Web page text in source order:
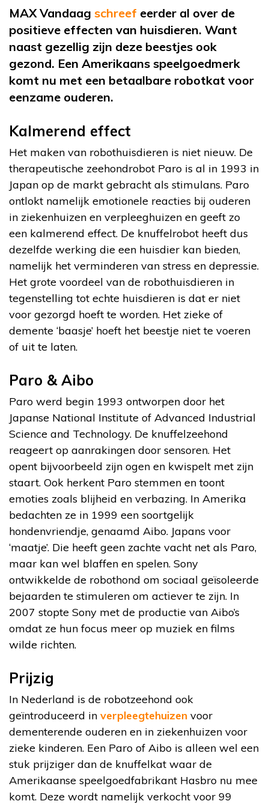
MAX Vandaag schreef eerder al over de
positieve effecten van huisdieren. Want
naast gezellig zijn deze beestjes ook
gezond. Een Amerikaans speelgoedmerk
komt nu met een betaalbare robotkat voor
eenzame ouderen.
Kalmerend effect
Het maken van robothuisdieren is niet nieuw. De
therapeutische zeehondrobot Paro is al in 1993 in
Japan op de markt gebracht als stimulans. Paro
ontlokt namelijk emotionele reacties bij ouderen
in ziekenhuizen en verpleeghuizen en geeft zo
een kalmerend effect. De knuffelrobot heeft dus
dezelfde werking die een huisdier kan bieden,
namelijk het verminderen van stress en depressie.
Het grote voordeel van de robothuisdieren in
tegenstelling tot echte huisdieren is dat er niet
voor gezorgd hoeft te worden. Het zieke of
demente ‘baasje’ hoeft het beestje niet te voeren
of uit te laten.
Paro & Aibo
Paro werd begin 1993 ontworpen door het
Japanse National Institute of Advanced Industrial
Science and Technology. De knuffelzeehond
reageert op aanrakingen door sensoren. Het
opent bijvoorbeeld zijn ogen en kwispelt met zijn
staart. Ook herkent Paro stemmen en toont
emoties zoals blijheid en verbazing. In Amerika
bedachten ze in 1999 een soortgelijk
hondenvriendje, genaamd Aibo. Japans voor
‘maatje’. Die heeft geen zachte vacht net als Paro,
maar kan wel blaffen en spelen. Sony
ontwikkelde de robothond om sociaal geïsoleerde
bejaarden te stimuleren om actiever te zijn. In
2007 stopte Sony met de productie van Aibo’s
omdat ze hun focus meer op muziek en films
wilde richten.
Prijzig
In Nederland is de robotzeehond ook
geïntroduceerd in verpleegtehuizen voor
dementerende ouderen en in ziekenhuizen voor
zieke kinderen. Een Paro of Aibo is alleen wel een
stuk prijziger dan de knuffelkat waar de
Amerikaanse speelgoedfabrikant Hasbro nu mee
komt. Deze wordt namelijk verkocht voor 99